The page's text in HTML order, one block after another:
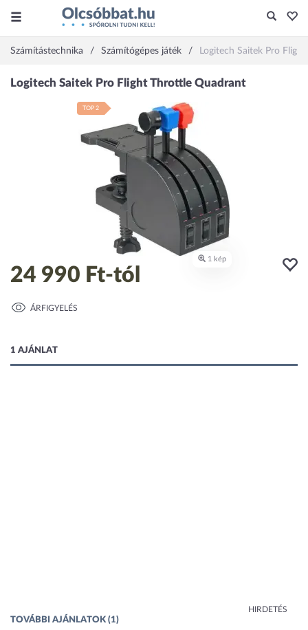
Számítástechnika Számítógépes játék Logitech Saitek Pro
TOP 2
24 990 Ft-tól
ÁRFIGYELÉS
1 AJÁNLAT
HIRDETÉS
TOVÁBBI AJÁNLATOK (1)